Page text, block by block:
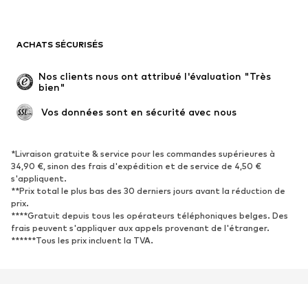
Occasions spéciales
Exclusif
Remise à neuf
Nouveautés
Tendance
Baskets
Bottines
Escarpins et talons hauts
Bottes
Sandales
Chaussures basses
Chaussures de sport
Ballerines
ACHATS SÉCURISÉS
Nos clients nous ont attribué l'évaluation "Très
bien"
Vos données sont en sécurité avec nous
*Livraison gratuite & service pour les commandes supérieures à
34,90 €, sinon des frais d'expédition et de service de 4,50 €
s'appliquent.
**Prix total le plus bas des 30 derniers jours avant la réduction de
prix.
****Gratuit depuis tous les opérateurs téléphoniques belges. Des
frais peuvent s'appliquer aux appels provenant de l'étranger.
******Tous les prix incluent la TVA.